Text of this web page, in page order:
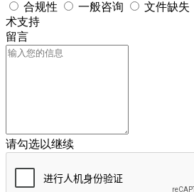
合规性
一般咨询 文件缺失
术支持
留言
请勾选以继续